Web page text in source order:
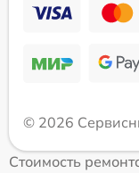
© 2026
Стоимость